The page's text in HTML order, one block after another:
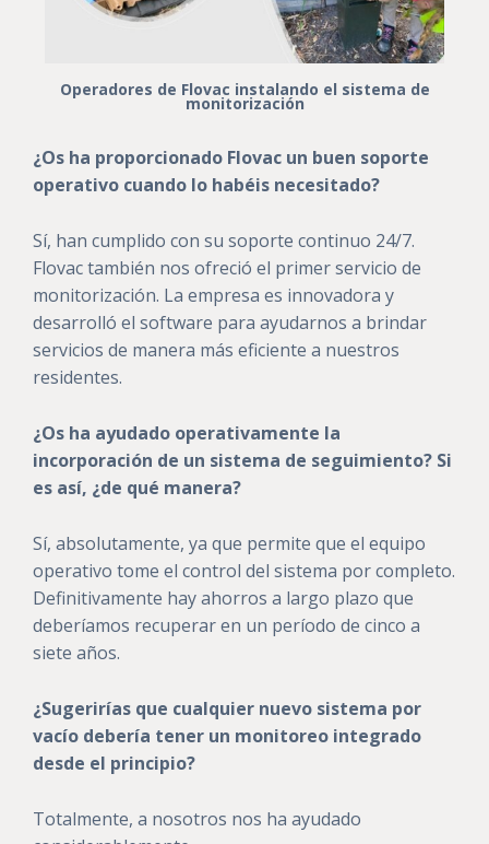
Operadores de Flovac instalando el sistema de
monitorización
¿Os ha proporcionado Flovac un buen soporte
operativo cuando lo habéis necesitado?
Sí, han cumplido con su soporte continuo 24/7.
Flovac también nos ofreció el primer servicio de
monitorización. La empresa es innovadora y
desarrolló el software para ayudarnos a brindar
servicios de manera más eficiente a nuestros
residentes.
¿Os ha ayudado operativamente la
incorporación de un sistema de seguimiento? Si
es así, ¿de qué manera?
Sí, absolutamente, ya que permite que el equipo
operativo tome el control del sistema por completo.
Definitivamente hay ahorros a largo plazo que
deberíamos recuperar en un período de cinco a
siete años.
¿Sugerirías que cualquier nuevo sistema por
vacío debería tener un monitoreo integrado
desde el principio?
Totalmente, a nosotros nos ha ayudado